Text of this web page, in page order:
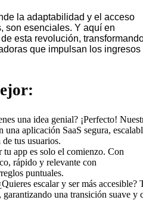
la adaptabilidad y el acceso
son esenciales. Y aquí en
esta revolución,
que impulsan los ingresos
una idea genial? ¡Perfecto!
aplicación SaaS segura,
tus usuarios.
tu app es solo el comienzo. Con
rápido y relevante con
puntuales.
escalar y ser más accesible?
una transición suave y